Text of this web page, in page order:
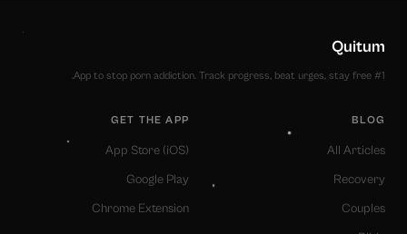
Quitum
#1 App to stop porn addiction. Track progress, beat urges, stay free.
BLOG
All Articles
Recovery
Couples
GET THE APP
App Store (iOS)
Google Play
Chrome Extension